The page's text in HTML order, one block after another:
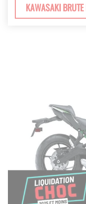
KAWASAKI